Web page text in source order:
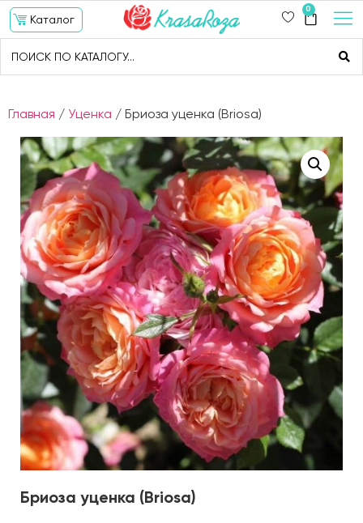
Каталог
0
Главная / Уценка / Бриоза уценка (Briosa)
Бриоза уценка (Briosa)